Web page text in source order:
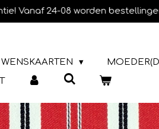
Vanaf 24-08 worden
WENSKAARTEN